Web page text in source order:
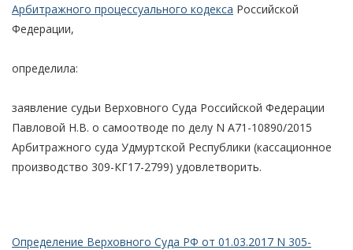
Арбитражного процессуального кодекса Российской
Федерации,
определила:
заявление судьи Верховного Суда Российской Федерации
Павловой Н.В. о самоотводе по делу N А71-10890/2015
Арбитражного суда Удмуртской Республики (кассационное
производство 309-КГ17-2799) удовлетворить.
Определение Верховного Суда РФ от 01.03.2017 N 305-